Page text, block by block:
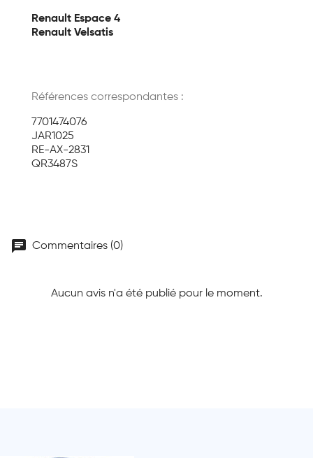
Renault Espace 4
Renault Velsatis
Références correspondantes :
7701474076
JAR1025
RE-AX-2831
QR3487S
chat Commentaires (0)
Aucun avis n'a été publié pour le moment.